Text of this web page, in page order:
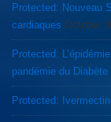
Protected: Nouveau
cardiaques October
Protected: L’épidémie et la
pandémie du Diabète
Protected: